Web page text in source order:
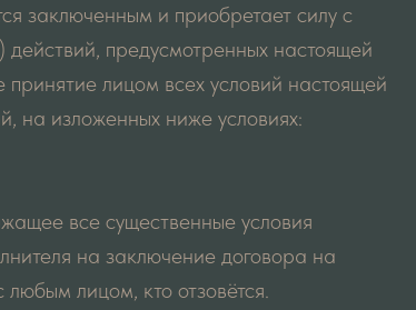
заключенным и приобретает силу с
предусмотренных настоящей
лицом всех условий настоящей
на изложенных ниже условиях:
все существенные условия
на заключение договора на
лицом, кто отзовётся.